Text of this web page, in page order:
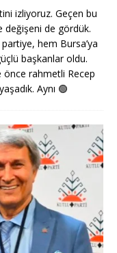
izliyoruz. Geçen bu
değişeni de gördük.
hem Bursa’ya
başkanlar oldu.
önce rahmetli Recep
Aynı 🟢